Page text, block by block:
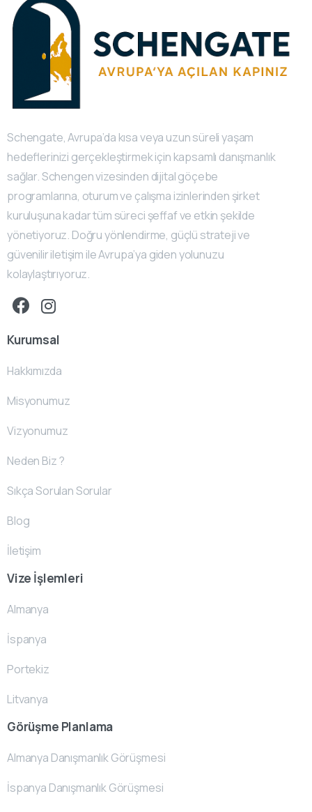
Schengate, Avrupa’da kısa veya uzun süreli yaşam
hedeflerinizi gerçekleştirmek için kapsamlı danışmanlık
sağlar. Schengen vizesinden dijital göçebe
programlarına, oturum ve çalışma izinlerinden şirket
kuruluşuna kadar tüm süreci şeffaf ve etkin şekilde
yönetiyoruz. Doğru yönlendirme, güçlü strateji ve
güvenilir iletişim ile Avrupa’ya giden yolunuzu
kolaylaştırıyoruz.
Kurumsal
Hakkımızda
Misyonumuz
Vizyonumuz
Neden Biz ?
Sıkça Sorulan Sorular
Blog
İletişim
Vize İşlemleri
Almanya
İspanya
Portekiz
Litvanya
Görüşme Planlama
Almanya Danışmanlık Görüşmesi
İspanya Danışmanlık Görüşmesi